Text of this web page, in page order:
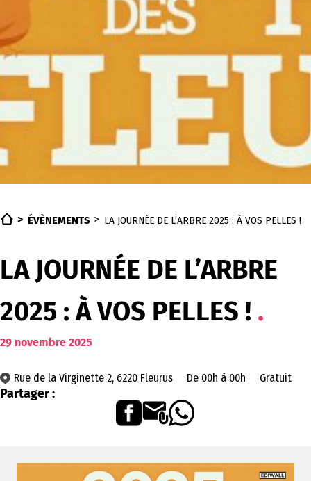
ÉVÈNEMENTS LA JOURNÉE DE L’ARBRE 2025 : À VOS PELLES !
LA JOURNÉE DE L’ARBRE
2025 : À VOS PELLES !
29 novembre 2025
Rue de la Virginette 2, 6220 Fleurus De 00h à 00h Gratuit
Partager :